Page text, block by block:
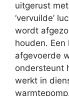
uitgerust
‘vervuilde’
wordt
houden.
afgevoerde
ondersteunt
werkt in